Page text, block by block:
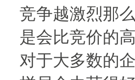
竞争越激烈那
是会比竞价的
对于大多数的